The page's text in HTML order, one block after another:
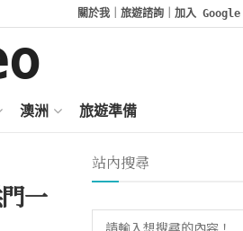
關於我 ｜旅遊諮詢 ｜加入
澳洲 旅遊準備
一
站內搜尋